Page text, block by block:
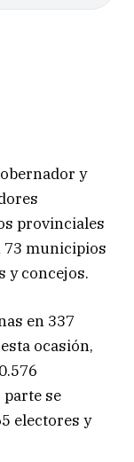
y
provinciales
73 municipios
y concejos.
en 337
ocasión,
parte se
electores y